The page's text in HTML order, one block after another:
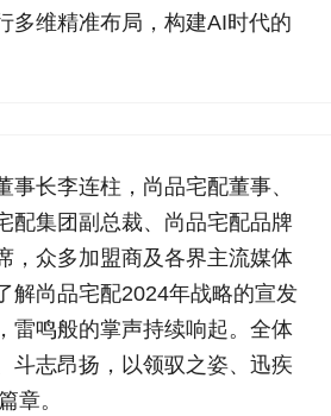
多维精准布局，构建AI时代的
事长李连柱，尚品宅配董事、
配集团副总裁、尚品宅配品牌
，众多加盟商及各界主流媒体
解尚品宅配2024年战略的宣发
雷鸣般的掌声持续响起。全体
斗志昂扬，以领驭之姿、迅疾
章。